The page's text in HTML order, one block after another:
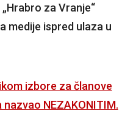
za Vranje“
medije ispred ulaza u
izbore za članove
NEZAKONITIM.